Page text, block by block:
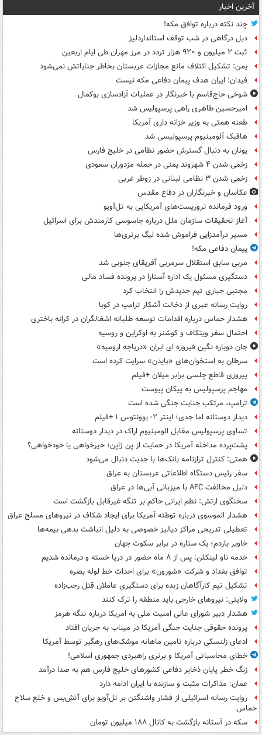
آخرین اخبار
چند نکته درباره توافق مکه!
دبل درگاهی در شب توقف استانداردلیژ
ثبت ۲ میلیون و ۹۲۰ هزار تردد در مرز مهران طی ایام اربعین
یمن: تشکیل ائتلاف مانع مجازات عربستان بخاطر جنایاتش نمی‌شود
فیدان: ایران هدف پیمان دفاعی مکه نیست
شوخی حاج‌قاسم با خبرنگار در عملیات آزادسازی بوکمال
امیرحسین طاهری راهی پرسپولیس شد
طعنه همتی به وزیر خزانه داری آمریکا
هافبک آلومینیوم پرسپولیسی شد
یونان به دنبال گسترش حضور نظامی در خلیج فارس
زخمی شدن ۴ شهروند یمنی در حمله مزدوران سعودی
زخمی شدن ۳ نظامی لبنانی در زوطر غربی
عکاسان و خبرنگاران در دفاع مقدس
ورود فرمانده تروریست‌های آمریکایی به تل‌آویو
آغاز تحقیقات سازمان ملل درباره جاسوسی کارمندش برای اسرائیل
مسیر درآمدزایی فراموش شده لیگ برتری‌ها
پیمان دفاعی مکه!
مربی سابق استقلال سرمربی آفریقای جنوبی شد
دستگیری مسئول یک اداره آستارا در پرونده فساد مالی
مجتبی جباری تیم جدیدش را انتخاب کرد
روایت رسانه عبری از دخالت آشکار ترامپ در کوبا
هشدار حماس درباره اقدامات توسعه طلبانه اشغالگران در کرانه باختری
احتمال سفر ویتکاف و کوشنر به اوکراین و روسیه
جان دوباره نگین فیروزه ای ایران «دریاچه ارومیه»
سرطان به استخوان‌های «بایدن» سرایت کرده است
پیروزی قاطع چلسی برابر میلان +فیلم
مهاجم پرسپولیس به پیکان پیوست
ترامپ، مرتکب جنایت جنگی شده است
دیدار دوستانه اما جدی؛ اینتر ۲- یوونتوس ۱ +فیلم
تساوی پرسپولیس مقابل الومینیوم اراک در دیدار دوستانه
پشت‌پرده مداخله آمریکا در حمایت از یِن ژاپن؛ خیرخواهی یا خودخواهی؟
همتی: کنترل ترازنامه بانک‌ها با جدیت دنبال می‌شود
سفر رئیس دستگاه اطلاعاتی عربستان به عراق
دلیل مخالفت AFC با میزبانی آبی‌ها در عراق
سخنگوی ارتش: نظم ایرانی حاکم بر تنگه غیرقابل بازگشت است
هشدار الموسوی درباره توطئه آمریکا برای ایجاد شکاف در نیروهای مسلح عراق
تعطیلی تدریجی مراکز دیالیز خصوصی به دلیل انباشت بدهی بیمه‌ها
خاویر باردم؛ یک ستاره در برابر سکوت جهان
خدمه ناو لینکلن: پس از ۸ ماه حضور در دریا خسته و درمانده‌ شدیم
توافق بغداد و شرکت «شورون» برای احداث خط لوله بصره
تشکیل تیم کارآگاهان زبده برای دستگیری عاملان قتل رجب‌زاده
ولایتی: نیروهای خارجی باید منطقه را ترک کنند
هشدار دبیر شورای عالی امنیت ملی به امریکا درباره تنگه هرمز
پرونده حقوقی جنایت جنگی آمریکا در میناب به جریان افتاد
ادعای زلنسکی درباره تامین ماهانه موشک‌های رهگیر توسط آمریکا
خطای محاسباتی آمریکا و برتری راهبردی جمهوری اسلامی!
زنگ خطر پایان ذخایر دفاعی کشورهای خلیج فارس هم به صدا درآمد
عمان: مذاکرات مثبت و سازنده با ایران ادامه دارد
روایت رسانه اسرائیلی از فشار واشنگتن بر تل‌آویو برای آتش‌بس و خلع سلاح
حماس
سکه در آستانه بازگشت به کانال ۱۸۸ میلیون تومان